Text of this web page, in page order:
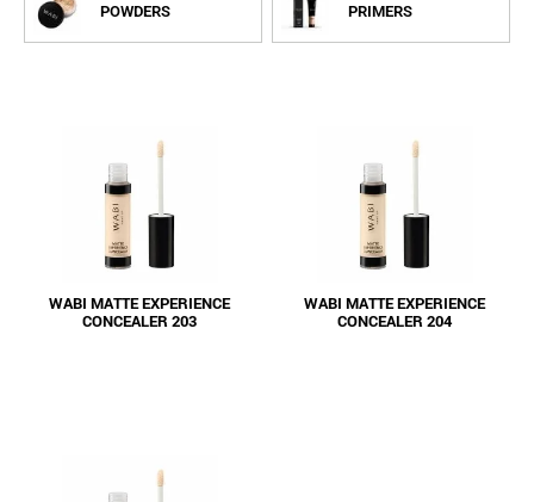
POWDERS PRIMERS
WABI MATTE EXPERIENCE
CONCEALER 203
WABI MATTE EXPERIENCE
CONCEALER 204